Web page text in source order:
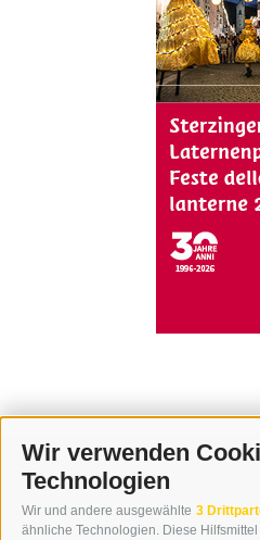
Wir verwenden
Technologien
Wir und andere ausgewählte 3
ähnliche Technologien. Diese
KONTAKT
WIPP-MEDIA GMBH